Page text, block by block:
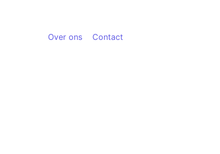
Over ons Contact